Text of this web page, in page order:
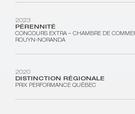
2023
PÉRENNITÉ
CONCOURS EXTRA – CHAMBRE DE
ROUYN-NORANDA
2020
DISTINCTION RÉGIONALE
PRIX PERFORMANCE QUÉBEC